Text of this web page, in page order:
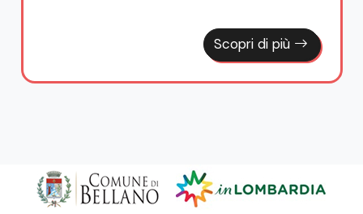
Scopri di più